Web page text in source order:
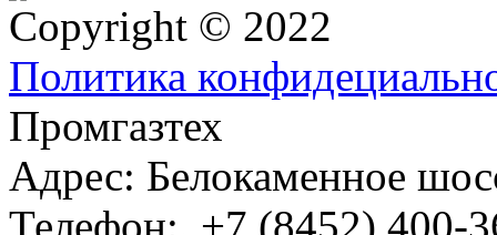
Copyright © 2022
Политика
Промгазтех
Адрес: Белокаменное
Телефон:, +7 (8452) 400-